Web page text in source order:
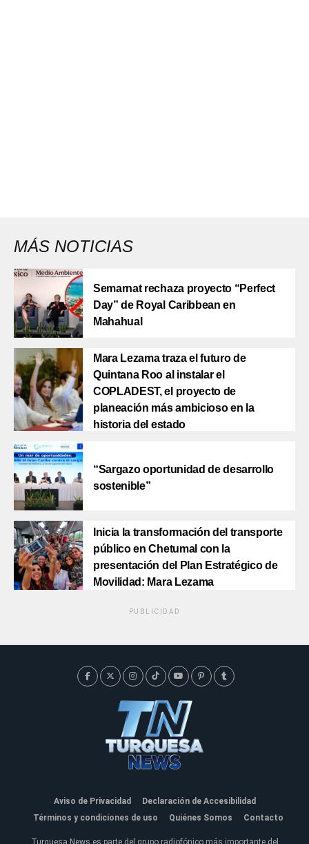
MÁS NOTICIAS
Semarnat rechaza proyecto “Perfect
Day” de Royal Caribbean en
Mahahual
Mara Lezama traza el futuro de
Quintana Roo al instalar el
COPLADEST, el proyecto de
planeación más ambicioso en la
historia del estado
“Sargazo oportunidad de desarrollo
sostenible”
Inicia la transformación del transporte
público en Chetumal con la
presentación del Plan Estratégico de
Movilidad: Mara Lezama
PUBLICIDAD
Aviso de Privacidad
Declaración de Accesibilidad
Términos y condiciones de uso
Quiénes Somos Contacto
Turquesa News es parte del grupo radiofónico más importante del